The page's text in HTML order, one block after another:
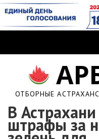
ОТБОРНЫЕ
В
штрафы за